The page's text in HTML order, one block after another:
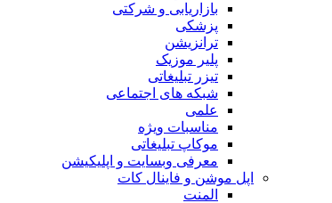
بازاریابی و شرکتی
پزشکی
ترانزیشن
پلیر موزیک
تیزر تبلیغاتی
شبکه های اجتماعی
علمی
مناسبات ویژه
موکاپ تبلیغاتی
معرفی وبسایت و اپلیکیشن
اپل موشن و فاینال کات
المنت